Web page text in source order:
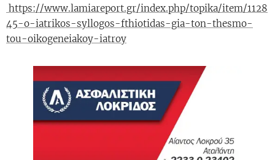
https://www.lamiareport.gr/index.php/topika/item/1128
45-o-iatrikos-syllogos-fthiotidas-gia-ton-thesmo-
tou-oikogeneiakoy-iatroy